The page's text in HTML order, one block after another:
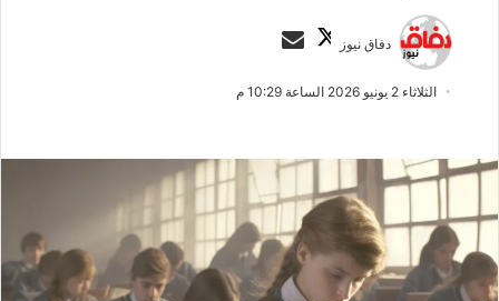
دفاق نيوز
ت
ب
ل
ى
X
س
ر
ي
ا
إ
الثلاثاء 2 يونيو 2026 الساعة 10:29 م